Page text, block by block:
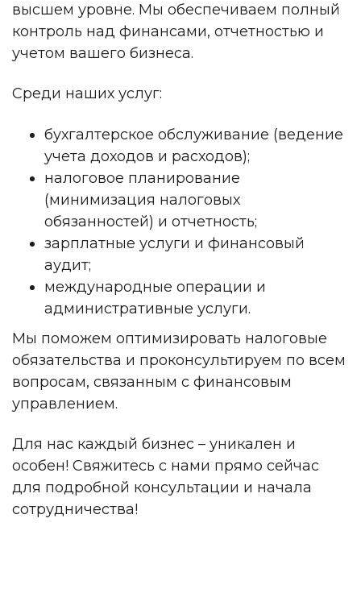
высшем уровне. Мы обеспечиваем полный
контроль над финансами, отчетностью и
учетом вашего бизнеса.
Среди наших услуг:
бухгалтерское обслуживание (ведение
учета доходов и расходов);
налоговое планирование
(минимизация налоговых
обязанностей) и отчетность;
зарплатные услуги и финансовый
аудит;
международные операции и
административные услуги.
Мы поможем оптимизировать налоговые
обязательства и проконсультируем по всем
вопросам, связанным с финансовым
управлением.
Для нас каждый бизнес – уникален и
особен! Свяжитесь с нами прямо сейчас
для подробной консультации и начала
сотрудничества!